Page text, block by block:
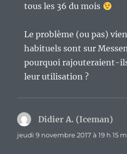
tous les 36 du mois
Le problème (ou pas)
habituels sont sur
pourquoi rajouteraient-
leur utilisation ?
Didier A. (Iceman)
jeudi 9 novembre 2017 à 19 h 15